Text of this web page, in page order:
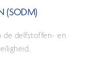
(SODM)
de delfstoffen- en